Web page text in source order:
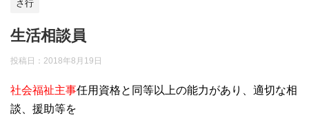
さ行
生活相談員
投稿日： 2018年8月19日
社会福祉主事任用資格と同等以上の能力があり、適切な相
談、援助等を